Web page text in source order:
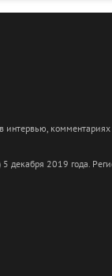
5 декабря 2019 года.